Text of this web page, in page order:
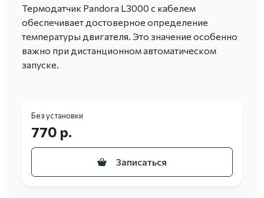
Термодатчик Pandora L3000 с кабелем
обеспечивает достоверное определение
температуры двигателя. Это значение особенно
важно при дистанционном автоматическом
запуске.
Без установки
770 р.
Записаться